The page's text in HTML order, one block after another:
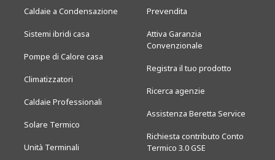
Caldaie a Condensazione
Sistemi ibridi casa
Pompe di Calore casa
Climatizzatori
Caldaie Professionali
Solare Termico
Unità Terminali
Prevendita
Attiva Garanzia
Convenzionale
Registra il tuo prodotto
Ricerca agenzie
Assistenza Beretta Service
Richiesta contributo Conto
Termico 3.0 GSE